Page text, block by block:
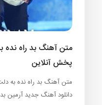
پخش آنلاین
دانلود آهنگ جدید آرمین